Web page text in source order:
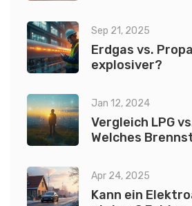
Sep 21, 2025
Erdgas vs.
explosiver?
Jan 12, 2024
Vergleich LPG
Welches
Apr 24, 2025
Kann ein